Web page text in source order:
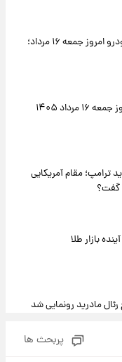
جدول قیمت ایران‌خودرو امروز جمعه ۱۶ مرداد؛
قیمت طلا و سکه امروز جمعه ۱۶ مرداد ۱۴۰۵
مقام آمریکایی
گفت؟
بازار طلا
مادرید رونمایی شد
پربحث ها